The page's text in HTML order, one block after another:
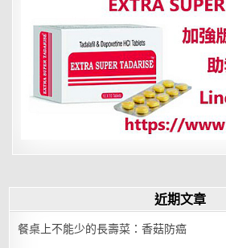
店
租
砍
到
6
萬
仍
乏
人
近期文章
餐桌上不能少的長壽菜：香菇防癌